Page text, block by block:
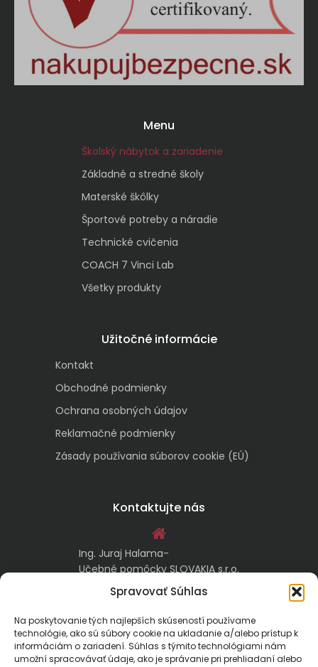
Spravovať Súhlas
Na poskytovanie tých najlepších skúseností používame
technológie, ako sú súbory cookie na ukladanie a/alebo prístup k
informáciám o zariadení. Súhlas s týmito technológiami nám
umožní spracovávať údaje, ako je správanie pri prehliadaní alebo
Menu
Školský nábytok a zariadenie
Základné a stredné školy
Materské škôlky
Športové potreby a náradie
Technické cvičenia
COACH 7 Vinci Lab
Všetky produkty
Užitočné informácie
Kontakt
Obchodné podmienky
Ochrana osobných údajov
Reklamačné podmienky
Zásady používania súborov cookie (EÚ)
Kontaktujte nás
Ing. Juraj Halama-
Učebné pomôcky SLOVAKIA s.r.o.
Malachovská 17/A
974 05 Banská Bystrica
kontakt@ucebnepomockyslovakia.sk